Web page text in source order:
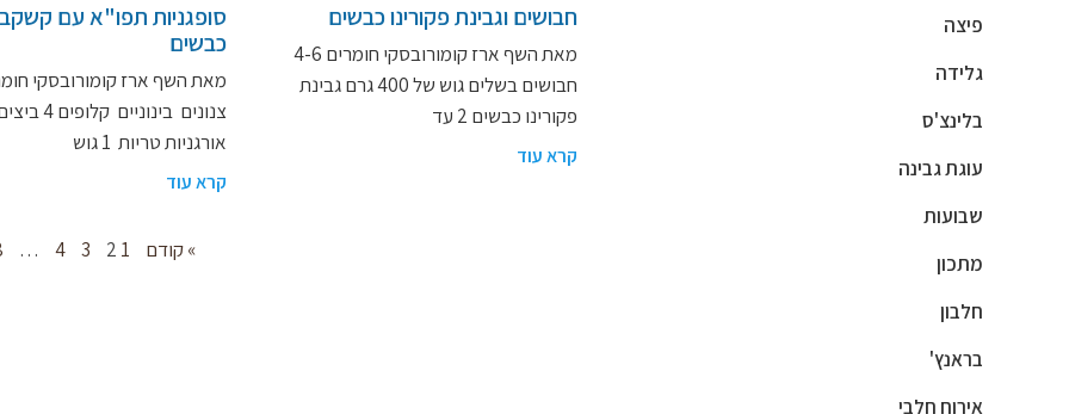
פיצה
גלידה
בלינצ'ס
עוגת גבינה
שבועות
מתכון
חלבון
בראנץ'
אירוח חלבי
חבושים וגבינת פקורינו כבשים
מאת השף ארז קומורובסקי חומרים 4-6
חבושים בשלים גוש של 400 גרם גבינת
פקורינו כבשים 2 עד
קרא עוד
סופגניות תפו"א עם
כבשים
צנונים בינוניים קלופים 4
אורגניות טריות 1 גוש
קרא עוד
» קודם 1
2
3
4
…